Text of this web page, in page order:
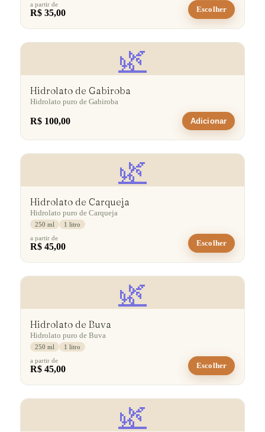
a partir de
R$ 35,00 Escolher
🌿
Hidrolato de Gabiroba
Hidrolato puro de Gabiroba
R$ 100,00 Adicionar
🌿
Hidrolato de Carqueja
Hidrolato puro de Carqueja
250 ml
1 litro
a partir de
R$ 45,00 Escolher
🌿
Hidrolato de Buva
Hidrolato puro de Buva
250 ml
1 litro
a partir de
R$ 45,00 Escolher
🌿